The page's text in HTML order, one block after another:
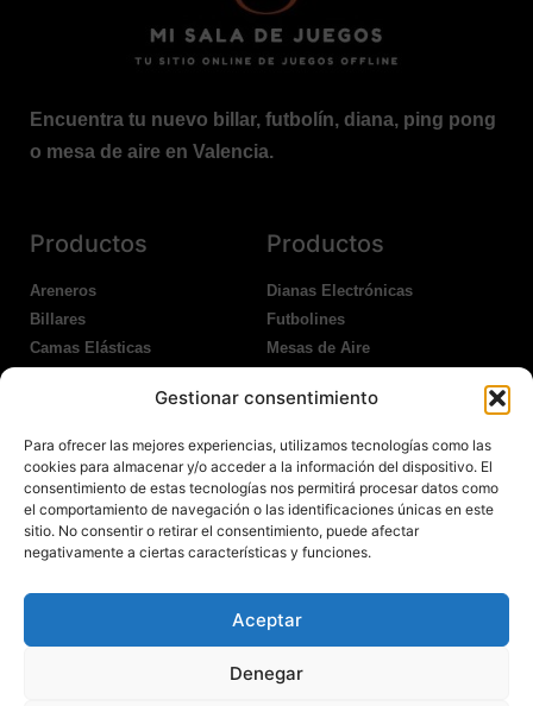
Gestionar consentimiento
Para ofrecer las mejores experiencias, utilizamos tecnologías como las
cookies para almacenar y/o acceder a la información del dispositivo. El
consentimiento de estas tecnologías nos permitirá procesar datos como
el comportamiento de navegación o las identificaciones únicas en este
sitio. No consentir o retirar el consentimiento, puede afectar
negativamente a ciertas características y funciones.
Aceptar
Denegar
Encuentra tu nuevo billar, futbolín, diana, ping pong
o mesa de aire en Valencia.
Productos
Areneros
Billares
Camas Elásticas
Productos
Dianas Electrónicas
Futbolines
Mesas de Aire
Ping Pong Exterior
Nosotros
Atención al Cliente
Garantías
Contacto
Política Devoluciones
Legales
Aviso Legal
Política de Privacidad
Política de Cookies
Polítíca de RRSS